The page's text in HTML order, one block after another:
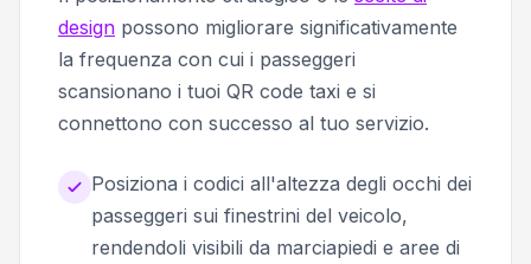
design possono migliorare significativamente
la frequenza con cui i passeggeri
scansionano i tuoi QR code taxi e si
connettono con successo al tuo servizio.
Posiziona i codici all'altezza degli occhi dei
passeggeri sui finestrini del veicolo,
rendendoli visibili da marciapiedi e aree di